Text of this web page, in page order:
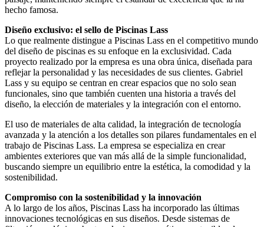
hecho famosa.
Diseño exclusivo: el sello de Piscinas Lass
Lo que realmente distingue a Piscinas Lass en el competitivo mundo
del diseño de piscinas es su enfoque en la exclusividad. Cada
proyecto realizado por la empresa es una obra única, diseñada para
reflejar la personalidad y las necesidades de sus clientes. Gabriel
Lass y su equipo se centran en crear espacios que no solo sean
funcionales, sino que también cuenten una historia a través del
diseño, la elección de materiales y la integración con el entorno.
El uso de materiales de alta calidad, la integración de tecnología
avanzada y la atención a los detalles son pilares fundamentales en el
trabajo de Piscinas Lass. La empresa se especializa en crear
ambientes exteriores que van más allá de la simple funcionalidad,
buscando siempre un equilibrio entre la estética, la comodidad y la
sostenibilidad.
Compromiso con la sostenibilidad y la innovación
A lo largo de los años, Piscinas Lass ha incorporado las últimas
innovaciones tecnológicas en sus diseños. Desde sistemas de